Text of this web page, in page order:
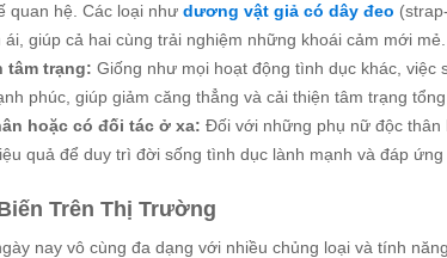
quan hệ. Các loại như dương vật giả có dây đeo
giúp cả hai cùng trải nghiệm những khoái cảm mới mẻ.
tâm trạng: Giống như mọi hoạt động tình dục khác, việc
phúc, giúp giảm căng thẳng và cải thiện tâm trạng tổng
hoặc có đối tác ở xa: Đối với những phụ nữ độc thân
quả để duy trì đời sống tình dục lành mạnh và đáp ứng
Trên Thị Trường
nay vô cùng đa dạng với nhiều chủng loại và tính